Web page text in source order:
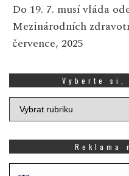
Do 19. 7. musí vláda
Mezinárodních
července, 2025
Vyberte si,
Vyberte
si,
zajímá
Reklama